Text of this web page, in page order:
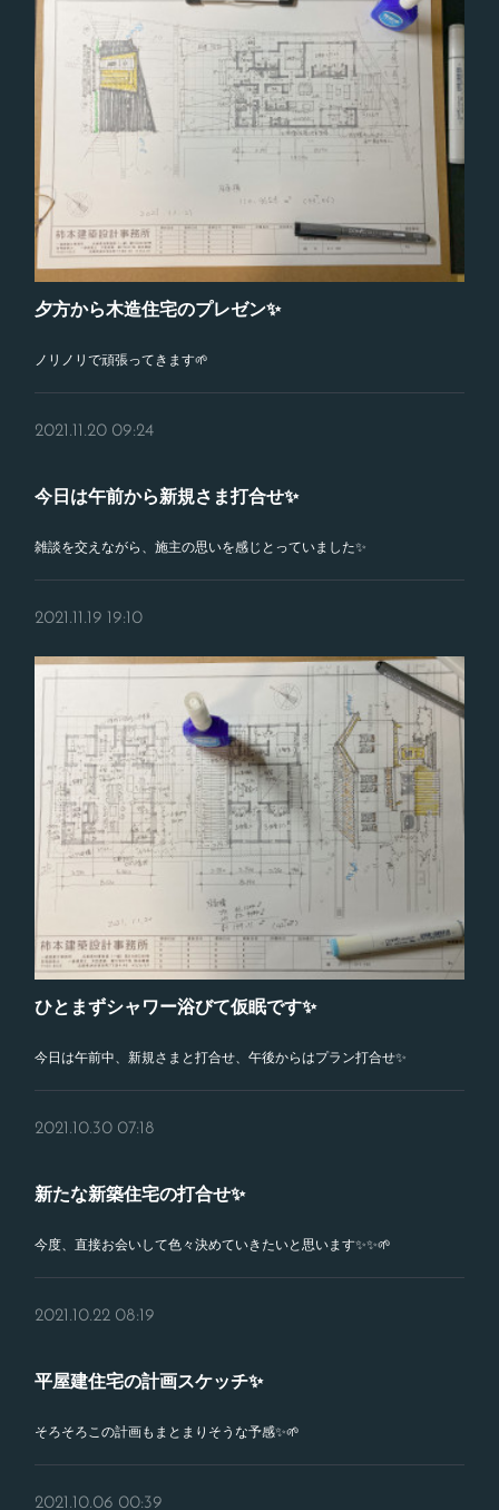
夕方から木造住宅のプレゼン✨
ノリノリで頑張ってきます🌱
2021.11.20 09:24
今日は午前から新規さま打合せ✨
雑談を交えながら、施主の思いを感じとっていました✨
2021.11.19 19:10
ひとまずシャワー浴びて仮眠です✨
今日は午前中、新規さまと打合せ、午後からはプラン打合せ✨
2021.10.30 07:18
新たな新築住宅の打合せ✨
今度、直接お会いして色々決めていきたいと思います✨✨🌱
2021.10.22 08:19
平屋建住宅の計画スケッチ✨
そろそろこの計画もまとまりそうな予感✨🌱
2021.10.06 00:39